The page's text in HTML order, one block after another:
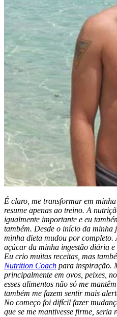
É claro, me transformar em
resume apenas ao treino. A
igualmente importante e eu
também. Desde o início da minha
minha dieta mudou por
açúcar da minha ingestão diária
Eu crio muitas receitas, mas
Nutrition Coach para inspiração.
principalmente em ovos, peixes,
esses alimentos não só me
também me fazem sentir mais
No começo foi difícil fazer
que se me mantivesse firme, seria